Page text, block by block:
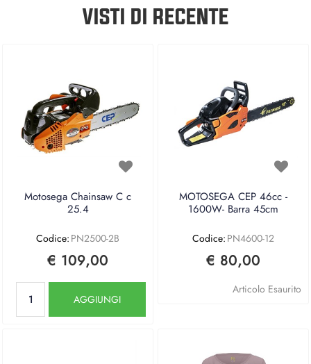
VISTI DI RECENTE
Motosega Chainsaw C c
25.4
Codice: PN2500-2B
€ 109,00
AGGIUNGI
MOTOSEGA CEP 46cc -
1600W- Barra 45cm
Codice: PN4600-12
€ 80,00
Articolo Esaurito